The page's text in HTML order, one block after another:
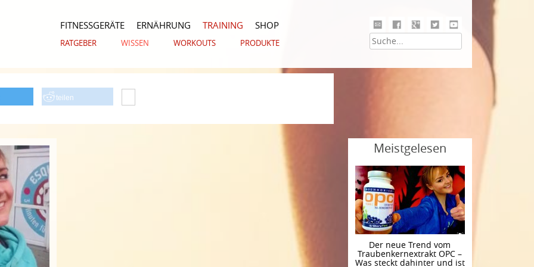
FITNESSGERÄTE ERNÄHRUNG TRAINING SHOP
RATGEBER WISSEN WORKOUTS PRODUKTE
teilen
Meistgelesen
Der neue Trend vom
Traubenkernextrakt OPC –
Was steckt dahinter und ist